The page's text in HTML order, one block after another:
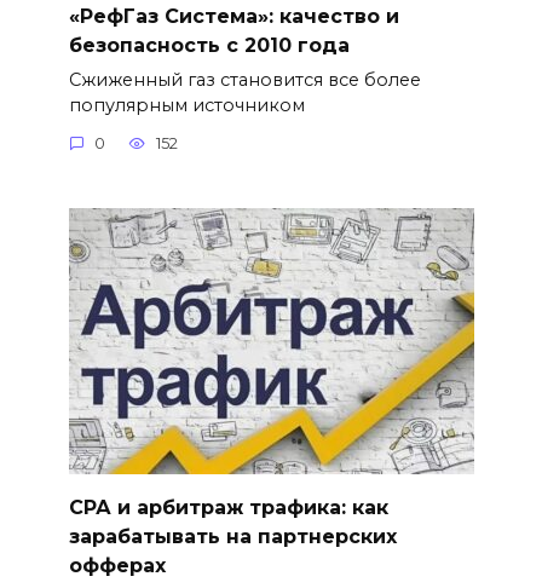
«РефГаз Система»: качество и
безопасность с 2010 года
Сжиженный газ становится все более
популярным источником
0 152
СРА и арбитраж трафика: как
зарабатывать на партнерских
офферах